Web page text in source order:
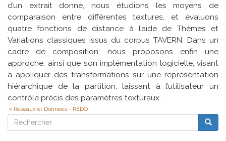
d’un extrait donné, nous étudions les moyens de
comparaison entre différentes textures, et évaluons
quatre fonctions de distance à l’aide de Thèmes et
Variations classiques issus du corpus TAVERN. Dans un
cadre de composition, nous proposons enfin une
approche, ainsi que son implémentation logicielle, visant
à appliquer des transformations sur une représentation
hiérarchique de la partition, laissant à l’utilisateur un
contrôle précis des paramètres texturaux.
Réseaux et Données - REDO
Rechercher
Rechercher